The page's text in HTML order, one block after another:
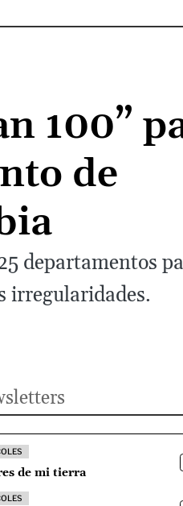
100”
de
departamentos
irregularidades.
de mi tierra